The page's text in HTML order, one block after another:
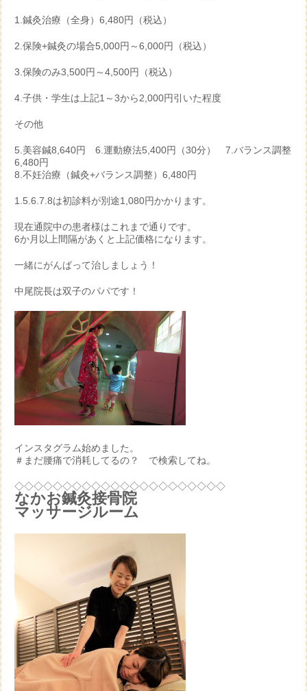
1.鍼灸治療（全身）6,480円（税込）
2.保険+鍼灸の場合5,000円～6,000円（税込）
3.保険のみ3,500円～4,500円（税込）
4.子供・学生は上記1～3から2,000円引いた程度
その他
5.美容鍼8,640円 6.運動療法5,400円（30分） 7.バランス調整
6,480円
8.不妊治療（鍼灸+バランス調整）6,480円
1.5.6.7.8は初診料が別途1,080円かかります。
現在通院中の患者様はこれまで通りです。
6か月以上間隔があくと上記価格になります。
一緒にがんばって治しましょう！
中尾院長は双子のパパです！
インスタグラム始めました。
＃まだ腰痛で消耗してるの？ で検索してね。
◇◇◇◇◇◇◇◇◇◇◇◇◇◇◇◇◇◇◇◇◇◇
なかお鍼灸接骨院
マッサージルーム